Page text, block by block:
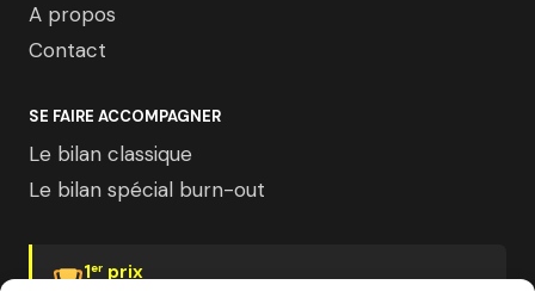
A propos
Contact
SE FAIRE ACCOMPAGNER
Le bilan classique
Le bilan spécial burn-out
1er prix